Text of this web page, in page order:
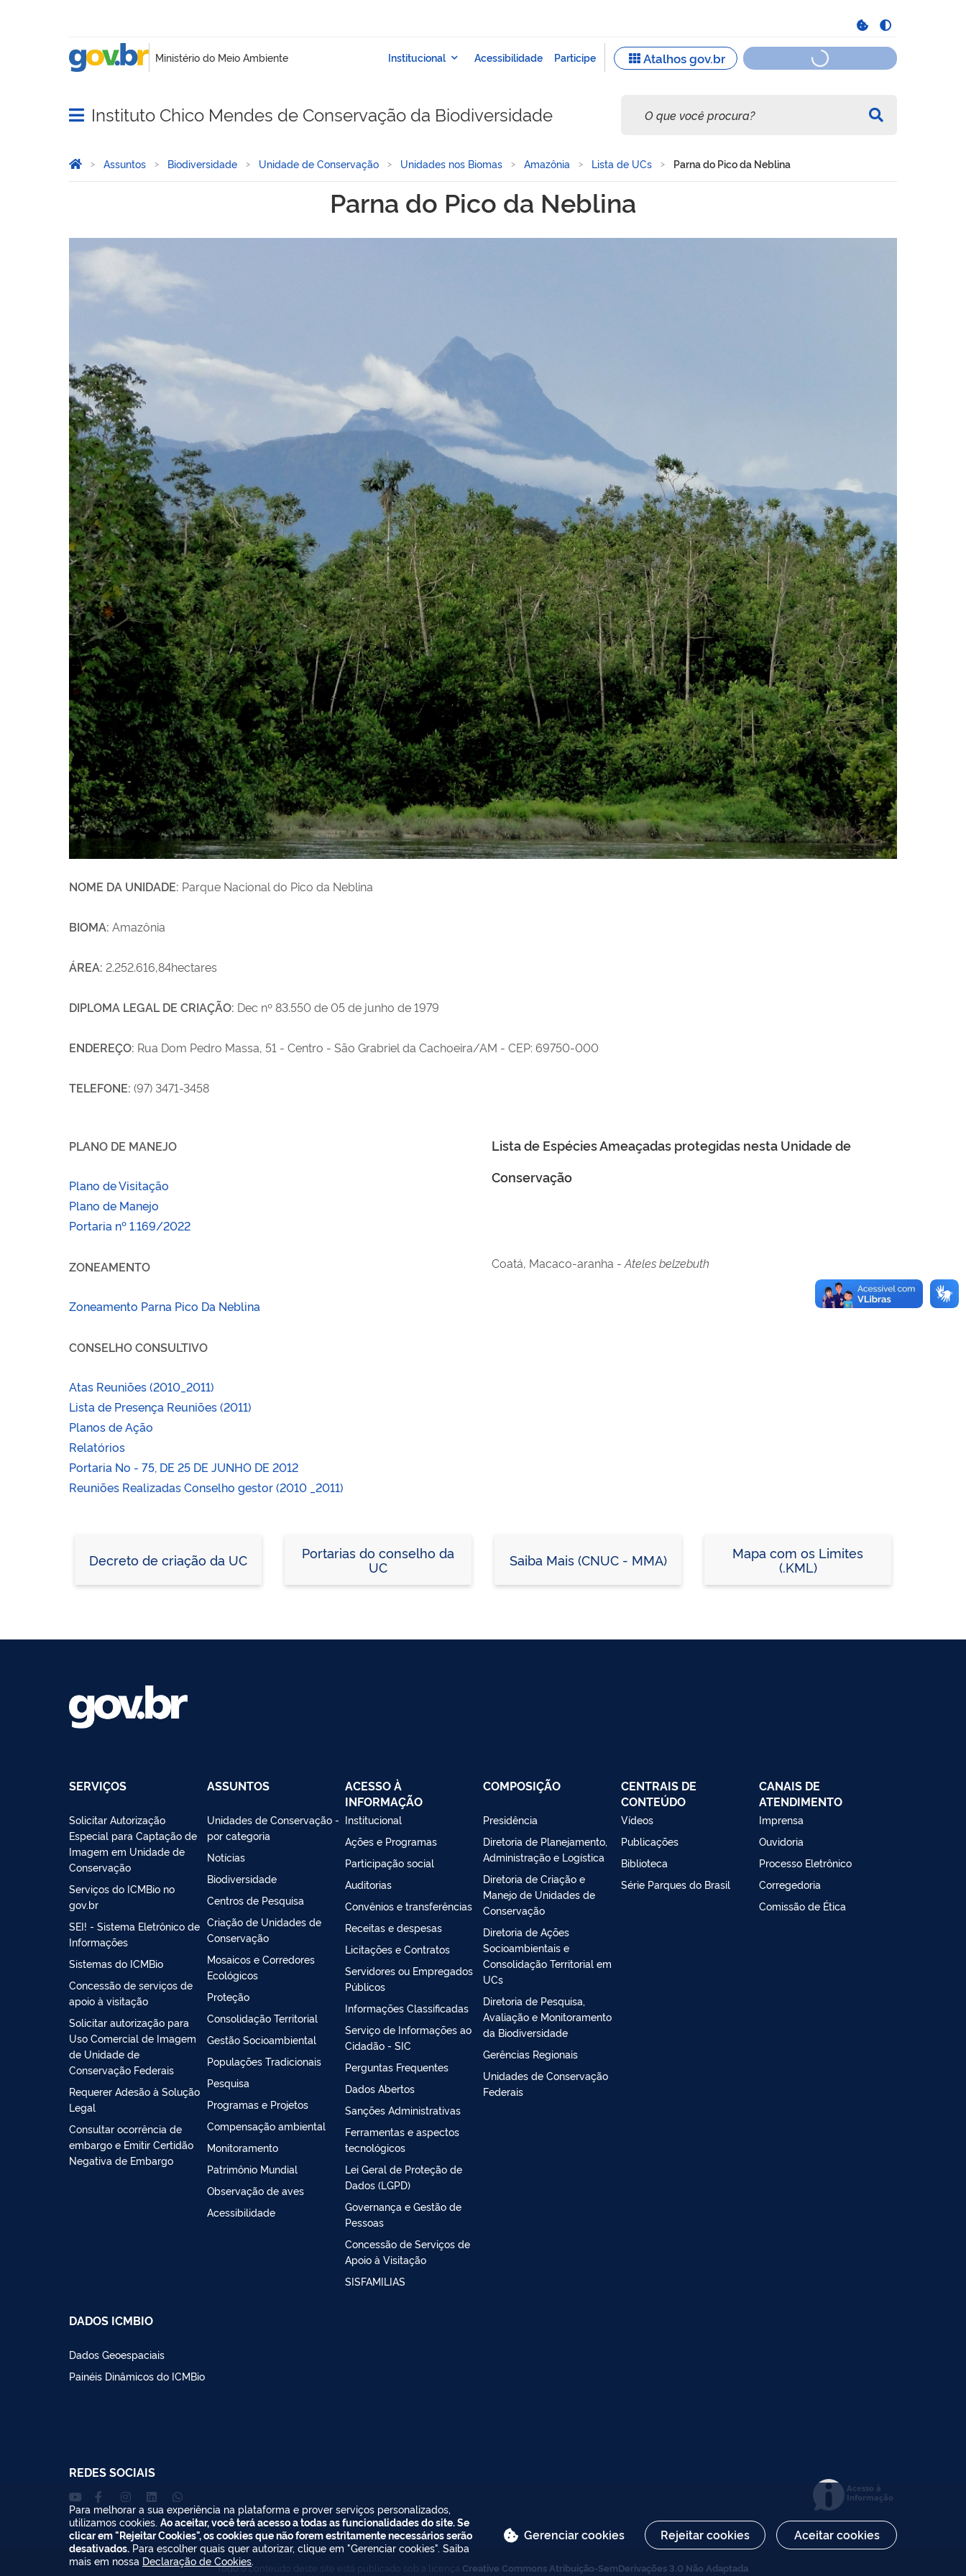
Abrir menu principal de navegação
Instituto Chico Mendes de Conservação da Biodiversidade
Você está aqui:
Página Inicial
Assuntos Biodiversidade Unidade de Conservação Unidades nos Biomas Amazônia Lista de UCs Parna do Pico da Neblina
Parna do Pico da Neblina
NOME DA UNIDADE: Parque Nacional do Pico da Neblina
BIOMA: Amazônia
ÁREA: 2.252.616,84hectares
DIPLOMA LEGAL DE CRIAÇÃO: Dec nº 83.550 de 05 de junho de 1979
ENDEREÇO: Rua Dom Pedro Massa, 51 - Centro - São Grabriel da Cachoeira/AM - CEP: 69750-000
TELEFONE: (97) 3471-3458
PLANO DE MANEJO
Plano de Visitação
Plano de Manejo
Portaria nº 1.169/2022
ZONEAMENTO
Zoneamento Parna Pico Da Neblina
CONSELHO CONSULTIVO
Atas Reuniões (2010_2011)
Lista de Presença Reuniões (2011)
Planos de Ação
Relatórios
Portaria No - 75, DE 25 DE JUNHO DE 2012
Reuniões Realizadas Conselho gestor (2010 _2011)
Lista de Espécies Ameaçadas protegidas nesta Unidade de
Conservação
Coatá, Macaco-aranha - Ateles belzebuth
Decreto de criação da UC
Portarias do conselho da
UC
Saiba Mais (CNUC - MMA)
Mapa com os Limites
(.KML)
SERVIÇOS
Solicitar Autorização
Especial para Captação de
Imagem em Unidade de
Conservação
Serviços do ICMBio no
gov.br
SEI! - Sistema Eletrônico de
Informações
Sistemas do ICMBio
Concessão de serviços de
apoio à visitação
Solicitar autorização para
Uso Comercial de Imagem
de Unidade de
Conservação Federais
Requerer Adesão à Solução
Legal
Consultar ocorrência de
embargo e Emitir Certidão
Negativa de Embargo
ASSUNTOS
Unidades de Conservação -
por categoria
Notícias
Biodiversidade
Centros de Pesquisa
Criação de Unidades de
Conservação
Mosaicos e Corredores
Ecológicos
Proteção
Consolidação Territorial
Gestão Socioambiental
Populações Tradicionais
Pesquisa
Programas e Projetos
Compensação ambiental
Monitoramento
Patrimônio Mundial
Observação de aves
Acessibilidade
ACESSO À
INFORMAÇÃO
Institucional
Ações e Programas
Participação social
Auditorias
Convênios e transferências
Receitas e despesas
Licitações e Contratos
Servidores ou Empregados
Públicos
Informações Classificadas
Serviço de Informações ao
Cidadão - SIC
Perguntas Frequentes
Dados Abertos
Sanções Administrativas
Ferramentas e aspectos
tecnológicos
Lei Geral de Proteção de
Dados (LGPD)
Governança e Gestão de
Pessoas
Concessão de Serviços de
Apoio à Visitação
SISFAMILIAS
COMPOSIÇÃO
Presidência
Diretoria de Planejamento,
Administração e Logística
Diretoria de Criação e
Manejo de Unidades de
Conservação
Diretoria de Ações
Socioambientais e
Consolidação Territorial em
UCs
Diretoria de Pesquisa,
Avaliação e Monitoramento
da Biodiversidade
Gerências Regionais
Unidades de Conservação
Federais
CENTRAIS DE
CONTEÚDO
Vídeos
Publicações
Biblioteca
Série Parques do Brasil
CANAIS DE
ATENDIMENTO
Imprensa
Ouvidoria
Processo Eletrônico
Corregedoria
Comissão de Ética
DADOS ICMBIO
Dados Geoespaciais
Painéis Dinâmicos do ICMBio
REDES SOCIAIS
Acesso à
Informação
Todo o conteúdo deste site está publicado sob a licença Creative Commons Atribuição-SemDerivações 3.0 Não Adaptada
Para melhorar a sua experiência na plataforma e prover serviços personalizados,
utilizamos cookies. Ao aceitar, você terá acesso a todas as funcionalidades do site. Se
clicar em "Rejeitar Cookies", os cookies que não forem estritamente necessários serão
desativados. Para escolher quais quer autorizar, clique em "Gerenciar cookies". Saiba
mais em nossa Declaração de Cookies.
Gerenciar cookies Rejeitar cookies Aceitar cookies